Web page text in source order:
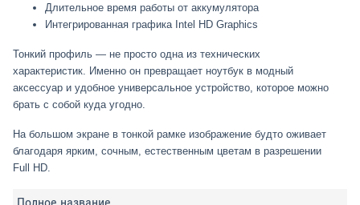
Длительное время работы от аккумулятора
Интегрированная графика Intel HD Graphics
Тонкий профиль — не просто одна из технических
характеристик. Именно он превращает ноутбук в модный
аксессуар и удобное универсальное устройство, которое можно
брать с собой куда угодно.
На большом экране в тонкой рамке изображение будто оживает
благодаря ярким, сочным, естественным цветам в разрешении
Full HD.